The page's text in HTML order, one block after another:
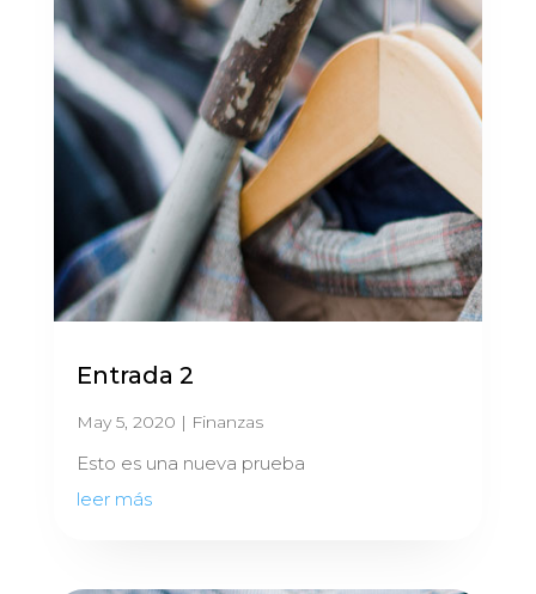
Entrada 2
May 5, 2020 | Finanzas
Esto es una nueva prueba
leer más